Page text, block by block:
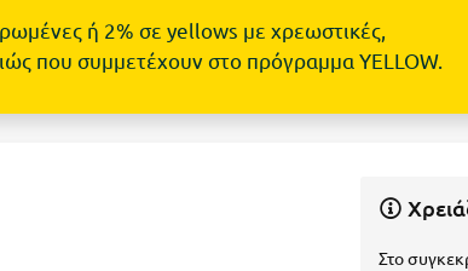
ή 2% σε yellows με χρεωστικές,
που συμμετέχουν στο πρόγραμμα YELLOW.
Στο